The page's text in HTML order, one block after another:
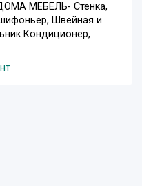
МЕБЕЛЬ- Стенка,
Швейная и
Кондиционер,